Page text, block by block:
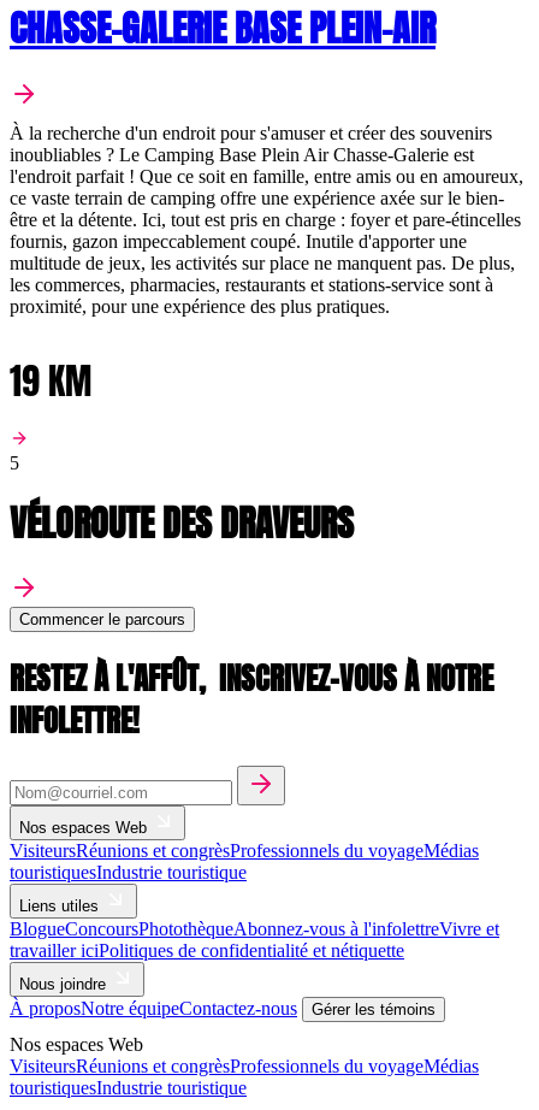
CHASSE-GALERIE BASE PLEIN-AIR
À la recherche d'un endroit pour s'amuser et créer des souvenirs
inoubliables ? Le Camping Base Plein Air Chasse-Galerie est
l'endroit parfait ! Que ce soit en famille, entre amis ou en amoureux,
ce vaste terrain de camping offre une expérience axée sur le bien-
être et la détente. Ici, tout est pris en charge : foyer et pare-étincelles
fournis, gazon impeccablement coupé. Inutile d'apporter une
multitude de jeux, les activités sur place ne manquent pas. De plus,
les commerces, pharmacies, restaurants et stations-service sont à
proximité, pour une expérience des plus pratiques.
19 KM
5
VÉLOROUTE DES DRAVEURS
Commencer le parcours
RESTEZ À L'AFFÛT, INSCRIVEZ-VOUS À NOTRE
INFOLETTRE!
Nos espaces Web
VisiteursRéunions et congrèsProfessionnels du voyageMédias
touristiquesIndustrie touristique
Liens utiles
BlogueConcoursPhotothèqueAbonnez-vous à l'infolettreVivre et
travailler iciPolitiques de confidentialité et nétiquette
Nous joindre
À proposNotre équipeContactez-nous Gérer les témoins
Nos espaces Web
VisiteursRéunions et congrèsProfessionnels du voyageMédias
touristiquesIndustrie touristique